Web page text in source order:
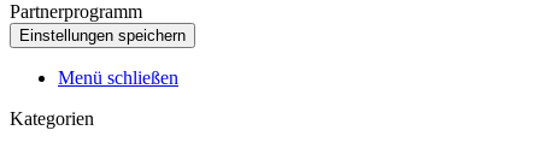
Partnerprogramm
Menü schließen
Kategorien